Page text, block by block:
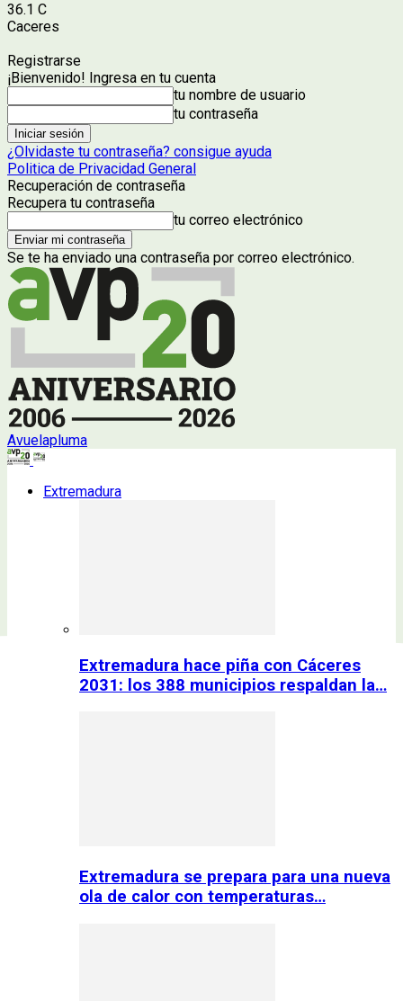
36.1 C
Caceres
Registrarse
¡Bienvenido! Ingresa en tu cuenta
tu nombre de usuario
tu contraseña
¿Olvidaste tu contraseña? consigue ayuda
Politica de Privacidad General
Recuperación de contraseña
Recupera tu contraseña
tu correo electrónico
Se te ha enviado una contraseña por correo electrónico.
Avuelapluma
Extremadura
Extremadura hace piña con Cáceres
2031: los 388 municipios respaldan la…
Extremadura se prepara para una nueva
ola de calor con temperaturas…